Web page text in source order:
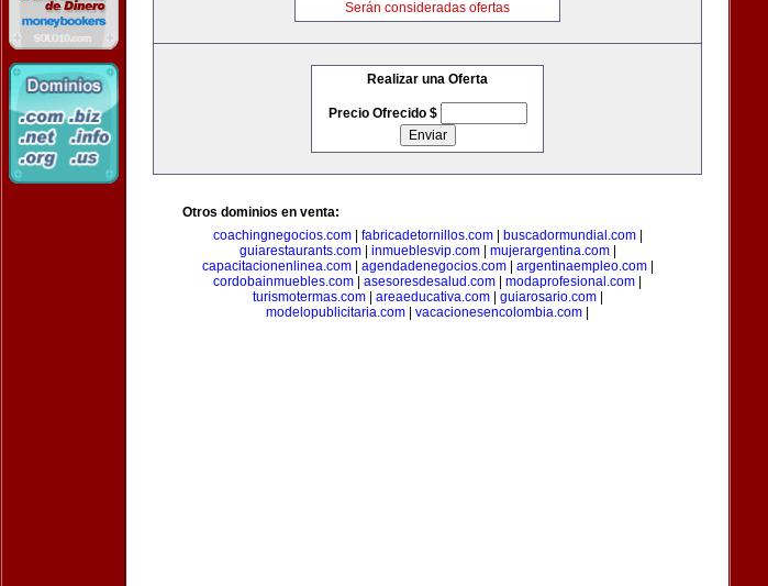
Serán consideradas ofertas
Realizar una Oferta
Precio Ofrecido $
Otros dominios en venta:
coachingnegocios.com| fabricadetornillos.com| buscadormundial.com|
guiarestaurants.com| inmueblesvip.com| mujerargentina.com|
capacitacionenlinea.com| agendadenegocios.com| argentinaempleo.com|
cordobainmuebles.com
asesoresdesalud.com modaprofesional.com
turismotermas.com| areaeducativa.com| guiarosario.com|
modelopublicitaria.com
vacacionesencolombia.com